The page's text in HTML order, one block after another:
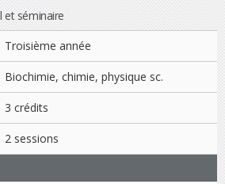
et séminaire
Troisième année
Biochimie, chimie, physique sc.
3 crédits
2 sessions